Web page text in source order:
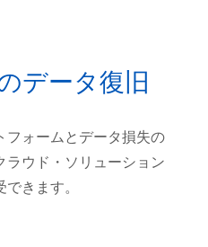
データ復旧
フォームとデータ損失の
ラウド・ソリューション
きます。